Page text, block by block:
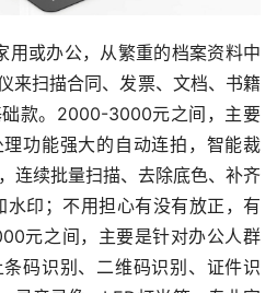
用或办公， 从繁重的档案资料中
来扫描合同、发票、文档、书籍
款。2000-3000元之间，主要
功能强大的自动连拍，智能裁
连续批量扫描、去除底色、补齐
水印 ；不用担心有没有放正，有
元之间，主要是针对办公人群
码识别、二维码识别、证件识